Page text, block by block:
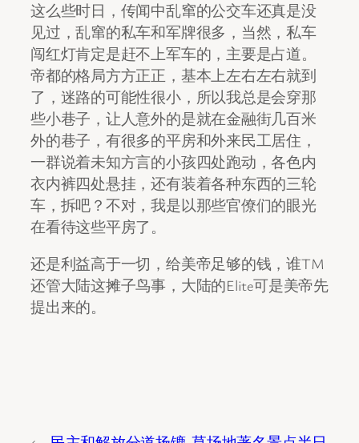
这么些时日，传闻中乱窜的公交车还真是没
见过，乱窜的私车和军牌很多，当然，私车
闯红灯肯定是赶不上军车的，主要是占道。
帝都的格局方方正正，基本上左右左右就到
了，迷路的可能性很小，所以我总是会穿那
些小巷子，让人意外的是就在金融街几百米
外的巷子，有很多的平房和外来民工居住，
一群说着未知方言的小孩四处跑动，各色内
衣内裤四处悬挂，还有装着各种东西的三轮
车，拆吧？不对，我是以那些官僚们的眼光
在看待这些平房了。
还是利益高于一切，给美帝足够的钱，谁TM
还管大陆这摊子鸟事，大陆的Elite可是美帝先
提出来的。